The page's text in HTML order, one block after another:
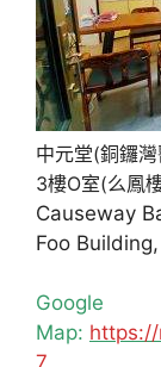
中元堂(銅鑼
3樓O室(么鳳
Causeway
Foo
Google
Map: https://